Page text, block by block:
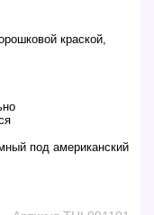
краской,
под американский